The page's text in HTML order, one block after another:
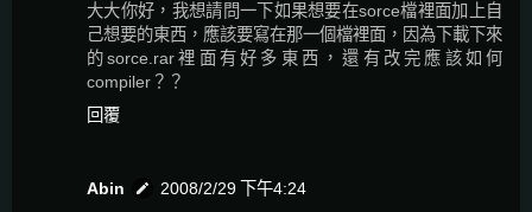
大大你好，我想請問一下如果想要在sorce檔裡面加上自
己想要的東西，應該要寫在那一個檔裡面，因為下載下來
的sorce.rar裡面有好多東西，還有改完應該如何
compiler？？
回覆
Abin 2008/2/29 下午4:24